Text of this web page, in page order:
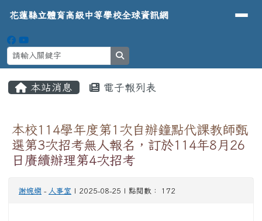
花蓮縣立體育高級中等學校全球資
導覽列
花蓮縣立體育高級中等學校全球資訊網
本站消息 電子報列表
本校114學年度第1次自辦鐘點代課教師甄
選第3次招考無人報名，訂於114年8月26
日賡續辦理第4次招考
謝婉嫻 - 人事室 | 2025-08-25 | 點閱數： 172